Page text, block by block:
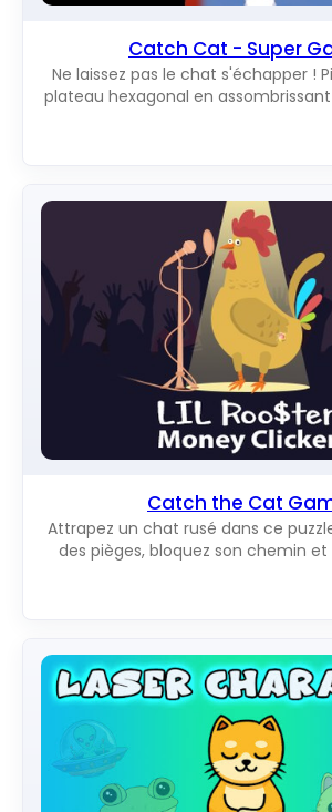
Catch Cat - Super
Ne laissez pas le chat s'échapper !
plateau hexagonal en
Catch the Cat
Attrapez un chat rusé dans ce
des pièges, bloquez son chemin